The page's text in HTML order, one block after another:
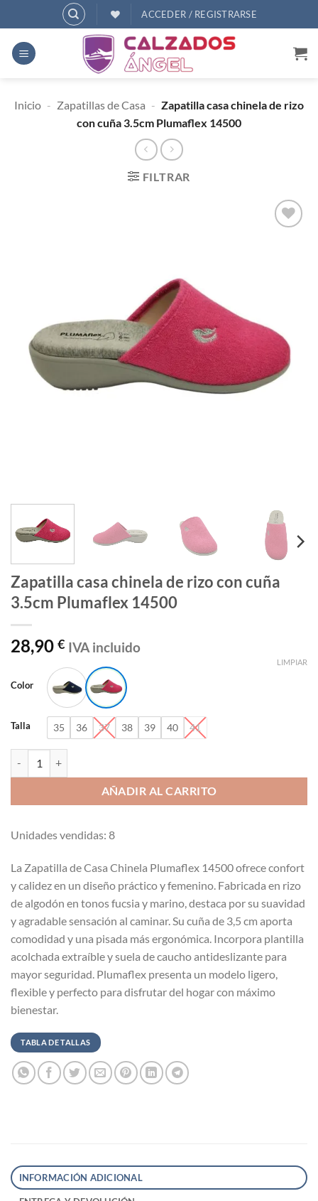
al
contenido
ACCEDER / REGISTRARSE
Inicio - Zapatillas de Casa - Zapatilla casa chinela de rizo
con cuña 3.5cm Plumaflex 14500
FILTRAR
Zapatilla casa chinela de rizo con cuña
3.5cm Plumaflex 14500
28,90 € IVA incluido
Color
Talla 35 36 37 38 39 40 41
LIMPIAR
AÑADIR AL CARRITO
Unidades vendidas: 8
La Zapatilla de Casa Chinela Plumaflex 14500 ofrece confort
y calidez en un diseño práctico y femenino. Fabricada en rizo
de algodón en tonos fucsia y marino, destaca por su suavidad
y agradable sensación al caminar. Su cuña de 3,5 cm aporta
comodidad y una pisada más ergonómica. Incorpora plantilla
acolchada extraíble y suela de caucho antideslizante para
mayor seguridad. Plumaflex presenta un modelo ligero,
flexible y perfecto para disfrutar del hogar con máximo
bienestar.
TABLA DE TALLAS
INFORMACIÓN ADICIONAL